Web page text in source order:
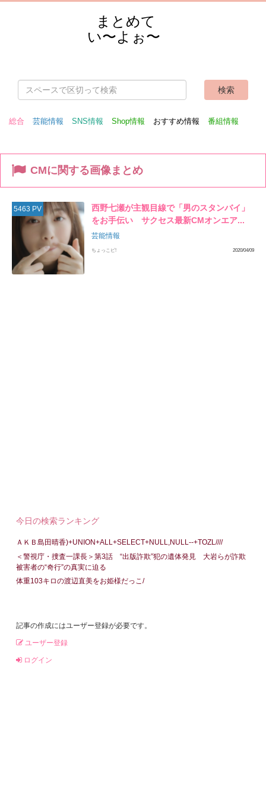
まとめて
い〜よぉ〜
総合 芸能情報 SNS情報 Shop情報 おすすめ情報 番組情報
CMに関する画像まとめ
5463 PV
西野七瀬が主観目線で「男のスタンバイ」
をお手伝い サクセス最新CMオンエア...
芸能情報
ちょっこピ! 2020/04/09
今日の検索ランキング
ＡＫＢ島田晴香)+UNION+ALL+SELECT+NULL,NULL--+TOZL////
＜警視庁・捜査一課長＞第3話 “出版詐欺”犯の遺体発見 大岩らが詐欺
被害者の“奇行”の真実に迫る
体重103キロの渡辺直美をお姫様だっこ/
記事の作成にはユーザー登録が必要です。
ユーザー登録
ログイン